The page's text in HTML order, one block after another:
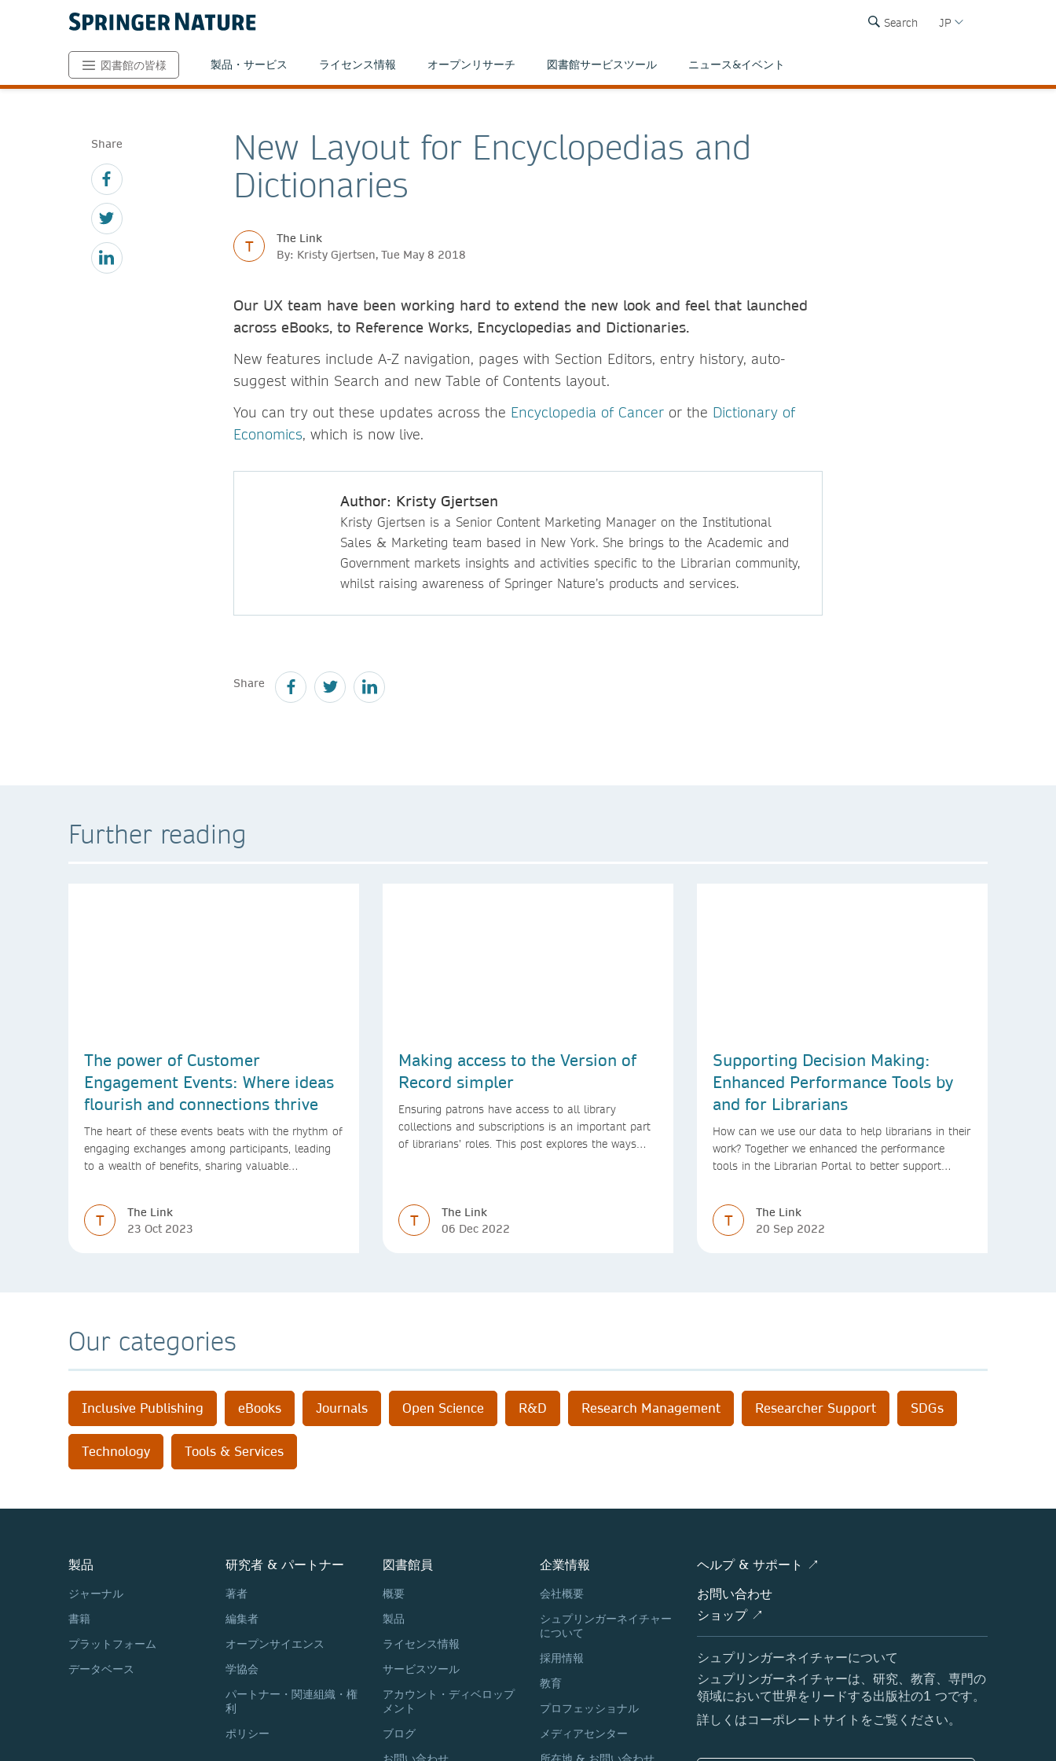
Search JP
図書館の皆様 製品・サービス ライセンス情報 オープンリサーチ 図書館サービスツール ニュース&イベント
Share
New Layout for Encyclopedias and
Dictionaries
T
The Link
By: Kristy Gjertsen, Tue May 8 2018
Our UX team have been working hard to extend the new look and feel that launched
across eBooks, to Reference Works, Encyclopedias and Dictionaries.
New features include A-Z navigation, pages with Section Editors, entry history, auto-
suggest within Search and new Table of Contents layout.
You can try out these updates across the Encyclopedia of Cancer or the Dictionary of
Economics, which is now live.
Author: Kristy Gjertsen
Kristy Gjertsen is a Senior Content Marketing Manager on the Institutional
Sales & Marketing team based in New York. She brings to the Academic and
Government markets insights and activities specific to the Librarian community,
whilst raising awareness of Springer Nature’s products and services.
Share
Further reading
The power of Customer
Engagement Events: Where ideas
flourish and connections thrive
The heart of these events beats with the rhythm of
engaging exchanges among participants, leading
to a wealth of benefits, sharing valuable
T
The Link
23 Oct 2023
Making access to the Version of
Record simpler
Ensuring patrons have access to all library
collections and subscriptions is an important part
of librarians’ roles. This post explores the ways
T
The Link
06 Dec 2022
Supporting Decision Making:
Enhanced Performance Tools by
and for Librarians
How can we use our data to help librarians in their
work? Together we enhanced the performance
tools in the Librarian Portal to better support
T
The Link
20 Sep 2022
Our categories
Inclusive Publishing eBooks Journals Open Science R&D Research Management Researcher Support SDGs
Technology Tools & Services
製品
ジャーナル
書籍
プラットフォーム
データベース
研究者 & パートナー
著者
編集者
オープンサイエンス
学協会
パートナー・関連組織・権
利
ポリシー
図書館員
概要
製品
ライセンス情報
サービスツール
アカウント・ディベロップ
メント
ブログ
企業情報
会社概要
シュプリンガーネイチャー
について
採用情報
教育
プロフェッショナル
メディアセンター
ヘルプ & サポート ↗
お問い合わせ
ショップ ↗
シュプリンガーネイチャーについて
シュプリンガーネイチャーは、研究、教育、専門の
領域において世界をリードする出版社の1 つです。
詳しくはコーポレートサイトをご覧ください。